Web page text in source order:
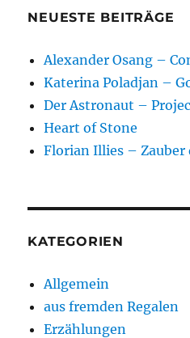
NEUESTE BEITRÄGE
Alexander Osang –
Katerina Poladjan –
Der Astronaut –
Heart of Stone
Florian Illies – Zauber
KATEGORIEN
Allgemein
aus fremden Regalen
Erzählungen